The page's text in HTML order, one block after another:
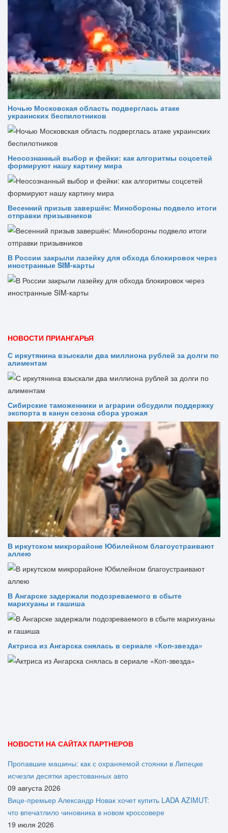
Ночью Московская область подверглась атаке
украинских беспилотников
Неосознанный выбор и фейки: как алгоритмы соцсетей
формируют нашу картину мира
Весенний призыв завершён: Минобороны подвело итоги
отправки призывников
В России закрыли лазейку для обхода блокировок через
иностранные SIM-карты
НОВОСТИ ПРИАНГАРЬЯ
С иркутянина взыскали два миллиона рублей за долги по
алиментам
Сибирские таможенники и аграрии обсудили поддержку
экспорта в канун сезона сбора урожая
В иркутском микрорайоне Юбилейном благоустраивают
аллею
В Ангарске задержали подозреваемого в сбыте
марихуаны и гашиша
Актриса из Ангарска снялась в сериале «Коп-звезда»
НОВОСТИ НА САЙТАХ ПАРТНЕРОВ
Пропавшие машины: как с охраняемой стоянки в Липецке
исчезли десятки арестованных авто
09 августа 2026
Вице‑премьер Александр Новак хочет купить LADA AZIMUT:
что впечатлило чиновника в новом кроссовере
19 июля 2026